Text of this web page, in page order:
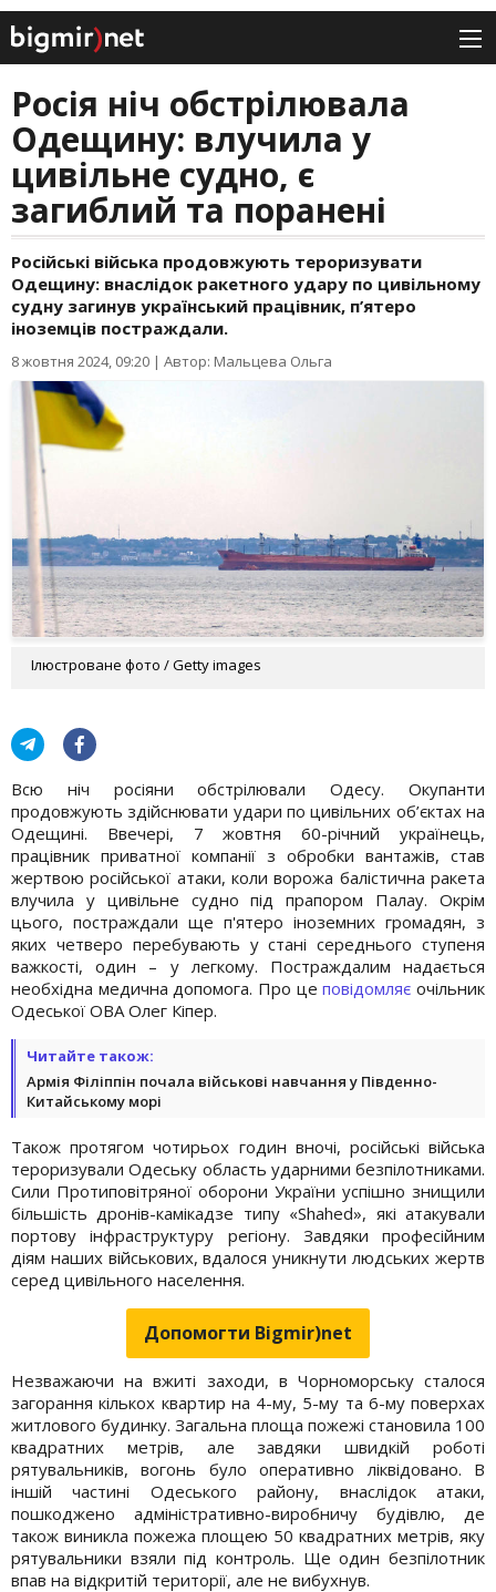
Росія ніч обстрілювала
Одещину: влучила у
цивільне судно, є
загиблий та поранені
Російські війська продовжують тероризувати
Одещину: внаслідок ракетного удару по цивільному
судну загинув український працівник, п’ятеро
іноземців постраждали.
8 жовтня 2024, 09:20 | Автор: Мальцева Ольга
Ілюстроване фото / Getty images
Всю ніч росіяни обстрілювали Одесу. Окупанти
продовжують здійснювати удари по цивільних об’єктах на
Одещині. Ввечері, 7 жовтня 60-річний українець,
працівник приватної компанії з обробки вантажів, став
жертвою російської атаки, коли ворожа балістична ракета
влучила у цивільне судно під прапором Палау. Окрім
цього, постраждали ще п'ятеро іноземних громадян, з
яких четверо перебувають у стані середнього ступеня
важкості, один – у легкому. Постраждалим надається
необхідна медична допомога. Про цеповідомляє очільник
Одеської ОВА Олег Кіпер.
Читайте також:
Армія Філіппін почала військові навчання у Південно-
Китайському морі
Також протягом чотирьох годин вночі, російські війська
тероризували Одеську область ударними безпілотниками.
Сили Протиповітряної оборони України успішно знищили
більшість дронів-камікадзе типу «Shahed», які атакували
портову інфраструктуру регіону. Завдяки професійним
діям наших військових, вдалося уникнути людських жертв
серед цивільного населення.
Допомогти Bigmir)net
Незважаючи на вжиті заходи, в Чорноморську сталося
загорання кількох квартир на 4-му, 5-му та 6-му поверхах
житлового будинку. Загальна площа пожежі становила 100
квадратних метрів, але завдяки швидкій роботі
рятувальників, вогонь було оперативно ліквідовано. В
іншій частині Одеського району, внаслідок атаки,
пошкоджено адміністративно-виробничу будівлю, де
також виникла пожежа площею 50 квадратних метрів, яку
рятувальники взяли під контроль. Ще один безпілотник
впав на відкритій території, але не вибухнув.